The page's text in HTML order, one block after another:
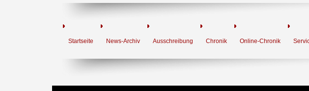
Startseite News-Archiv Ausschreibung Chronik Online-Chronik